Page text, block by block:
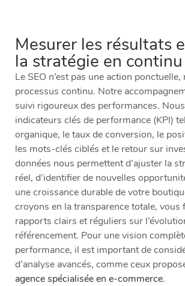
Mesurer les résultats
la stratégie en continu
Le SEO n’est pas une action ponctuelle,
processus continu. Notre
suivi rigoureux des performances.
indicateurs clés de performance (KPI)
organique, le taux de conversion, le
les mots-clés ciblés et le retour sur
données nous permettent d’ajuster la
réel, d’identifier de nouvelles
une croissance durable de votre
croyons en la transparence totale, vous
rapports clairs et réguliers sur
référencement. Pour une vision
performance, il est important de
d’analyse avancés, comme ceux
agence spécialisée en e-commerce.